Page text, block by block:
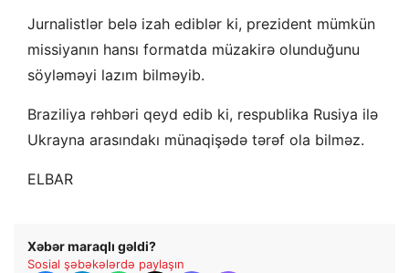
Jurnalistlər belə izah ediblər ki, prezident mümkün
missiyanın hansı formatda müzakirə olunduğunu
söyləməyi lazım bilməyib.
Braziliya rəhbəri qeyd edib ki, respublika Rusiya ilə
Ukrayna arasındakı münaqişədə tərəf ola bilməz.
ELBAR
Xəbər maraqlı gəldi?
Sosial şəbəkələrdə paylaşın